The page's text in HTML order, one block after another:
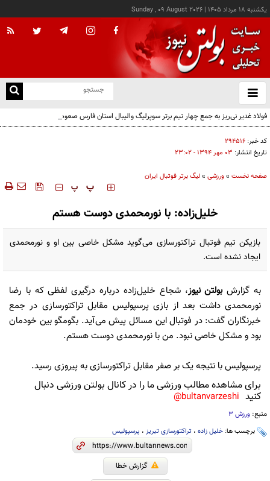
يکشنبه ۱۸ مرداد ۱۴۰۵ |
Sunday , 09 August 2026
باز
و
فولاد غدیر نی‌ریز به جمع چهار تیم برتر سوپرلیگ والیبال استان فارس صعود کرد
کد خبر: ۲۹۴۵۱۶
تاریخ انتشار: ۰۳ مهر ۱۳۹۴ - ۲۳:۰۲
صفحه نخست »ورزشی »لیگ برتر فوتبال ایران
‍‍‍ پ پ
خلیل‌زاده: با نورمحمدی دوست هستم
بازیکن تیم فوتبال تراکتورسازی می‌گوید مشکل خاصی بین او و نورمحمدی
ایجاد نشده است.
به گزارشبولتن نیوز، شجاع خلیل‌زاده درباره درگیری لفظی که با رضا
نورمحمدی داشت بعد از بازی پرسپولیس مقابل تراکتورسازی در جمع
خبرنگاران گفت: در فوتبال این مسائل پیش می‌آید. بگومگو بین خودمان
بود و مشکل خاصی نبود. من با نورمحمدی دوست هستم.
پرسپولیس با نتیجه یک بر صفر مقابل تراکتورسازی به پیروزی رسید.
برای مشاهده مطالب ورزشی ما را در کانال بولتن ورزشی دنبال
کنید bultanvarzeshi@
منبع: ورزش 3
برچسب ها: خلیل زاده ، تراکتورسازی تبریز ، پرسپولیس
گزارش خطا